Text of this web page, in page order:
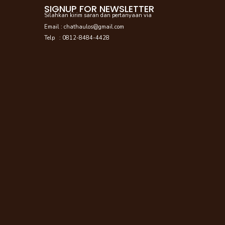
SIGNUP FOR NEWSLETTER
Silahkan kirim saran dan pertanyaan via
Email : chathaulos@gmail.com
Telp : 0812-8484-4428